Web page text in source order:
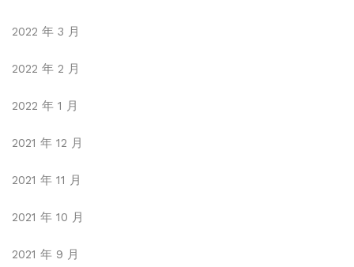
2022 年 3 月
2022 年 2 月
2022 年 1 月
2021 年 12 月
2021 年 11 月
2021 年 10 月
2021 年 9 月